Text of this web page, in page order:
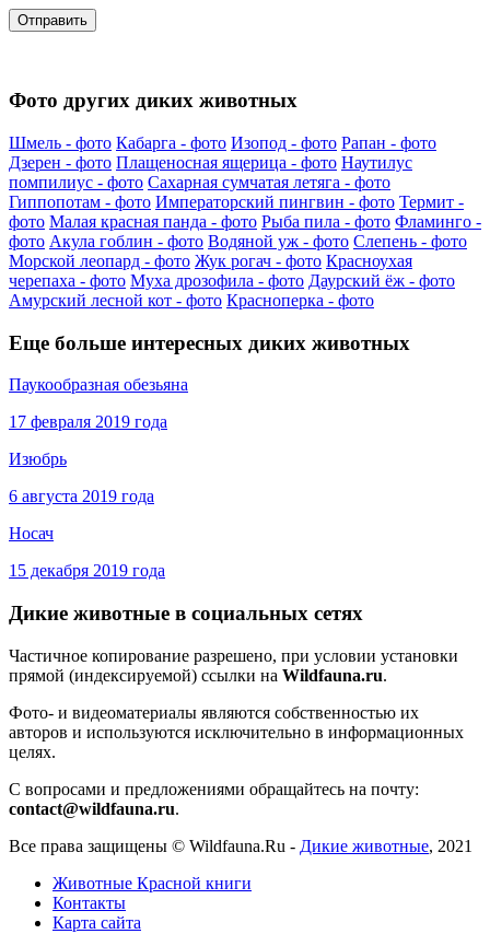
Фото других диких животных
Шмель - фото Кабарга - фото Изопод - фото Рапан - фото
Дзерен - фото Плащеносная ящерица - фото Наутилус
помпилиус - фото Сахарная сумчатая летяга - фото
Гиппопотам - фото Императорский пингвин - фото Термит -
фото Малая красная панда - фото Рыба пила - фото Фламинго -
фото Акула гоблин - фото Водяной уж - фото Слепень - фото
Морской леопард - фото Жук рогач - фото Красноухая
черепаха - фото Муха дрозофила - фото Даурский ёж - фото
Амурский лесной кот - фото Красноперка - фото
Еще больше интересных диких животных
Паукообразная обезьяна
17 февраля 2019 года
Изюбрь
6 августа 2019 года
Носач
15 декабря 2019 года
Дикие животные в социальных сетях
Частичное копирование разрешено, при условии установки
прямой (индексируемой) ссылки на Wildfauna.ru.
Фото- и видеоматериалы являются собственностью их
авторов и используются исключительно в информационных
целях.
С вопросами и предложениями обращайтесь на почту:
contact@wildfauna.ru.
Все права защищены © Wildfauna.Ru - Дикие животные, 2021
Животные Красной книги
Контакты
Карта сайта